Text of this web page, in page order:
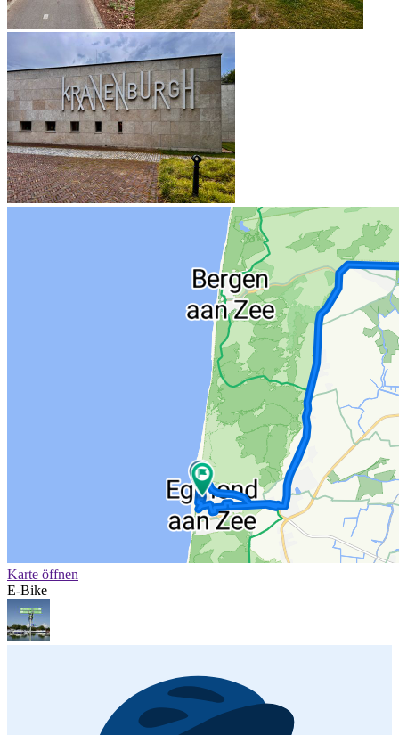
Karte öffnen
E-Bike